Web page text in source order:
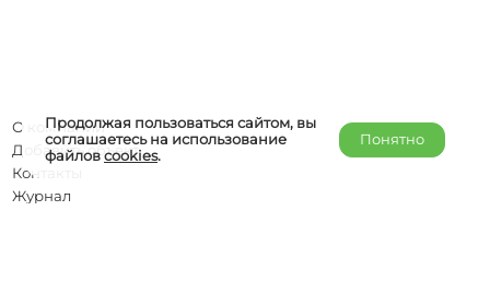
Продолжая пользоваться сайтом, вы
соглашаетесь на использование
файловcookies.
Понятно
О компании
Добавить объект
Контакты
Журнал